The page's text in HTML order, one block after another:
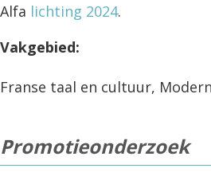
Alfa lichting 2024.
Vakgebied:
Franse taal en cultuur,
Promotieonderzoek